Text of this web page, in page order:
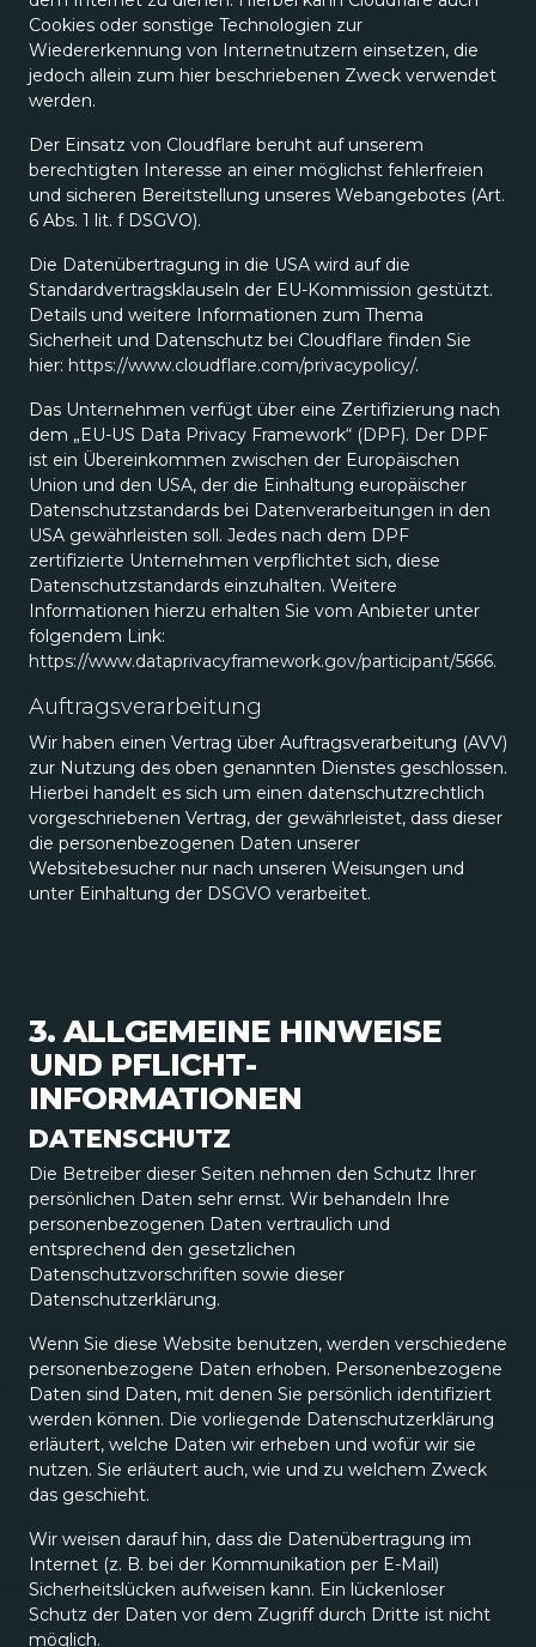
Cookies oder sonstige Technologien zur
Wiedererkennung von Internetnutzern einsetzen, die
jedoch allein zum hier beschriebenen Zweck verwendet
werden.
Der Einsatz von Cloudflare beruht auf unserem
berechtigten Interesse an einer möglichst fehlerfreien
und sicheren Bereitstellung unseres Webangebotes (Art.
6 Abs. 1 lit. f DSGVO).
Die Datenübertragung in die USA wird auf die
Standardvertragsklauseln der EU-Kommission gestützt.
Details und weitere Informationen zum Thema
Sicherheit und Datenschutz bei Cloudflare finden Sie
hier: https://www.cloudflare.com/privacypolicy/.
Das Unternehmen verfügt über eine Zertifizierung nach
dem „EU-US Data Privacy Framework“ (DPF). Der DPF
ist ein Übereinkommen zwischen der Europäischen
Union und den USA, der die Einhaltung europäischer
Datenschutzstandards bei Datenverarbeitungen in den
USA gewährleisten soll. Jedes nach dem DPF
zertifizierte Unternehmen verpflichtet sich, diese
Datenschutzstandards einzuhalten. Weitere
Informationen hierzu erhalten Sie vom Anbieter unter
folgendem Link:
https://www.dataprivacyframework.gov/participant/5666.
Auftragsverarbeitung
Wir haben einen Vertrag über Auftragsverarbeitung (AVV)
zur Nutzung des oben genannten Dienstes geschlossen.
Hierbei handelt es sich um einen datenschutzrechtlich
vorgeschriebenen Vertrag, der gewährleistet, dass dieser
die personenbezogenen Daten unserer
Websitebesucher nur nach unseren Weisungen und
unter Einhaltung der DSGVO verarbeitet.
3. ALLGEMEINE HINWEISE
UND PFLICHT­
INFORMATIONEN
DATENSCHUTZ
Die Betreiber dieser Seiten nehmen den Schutz Ihrer
persönlichen Daten sehr ernst. Wir behandeln Ihre
personenbezogenen Daten vertraulich und
entsprechend den gesetzlichen
Datenschutzvorschriften sowie dieser
Datenschutzerklärung.
Wenn Sie diese Website benutzen, werden verschiedene
personenbezogene Daten erhoben. Personenbezogene
Daten sind Daten, mit denen Sie persönlich identifiziert
werden können. Die vorliegende Datenschutzerklärung
erläutert, welche Daten wir erheben und wofür wir sie
nutzen. Sie erläutert auch, wie und zu welchem Zweck
das geschieht.
Wir weisen darauf hin, dass die Datenübertragung im
Internet (z. B. bei der Kommunikation per E-Mail)
Sicherheitslücken aufweisen kann. Ein lückenloser
Schutz der Daten vor dem Zugriff durch Dritte ist nicht
möglich.